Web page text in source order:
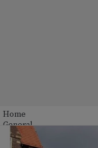
Home
General